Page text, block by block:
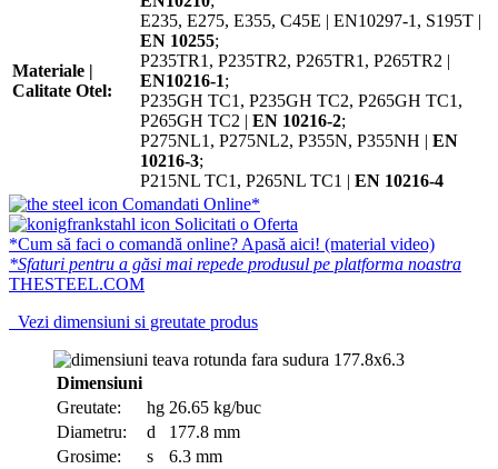
Materiale |
Calitate Otel:
E235, E275, E355, C45E | EN10297-1, S195T |
EN 10255;
P235TR1, P235TR2, P265TR1, P265TR2 |
EN10216-1;
P235GH TC1, P235GH TC2, P265GH TC1,
P265GH TC2 | EN 10216-2;
P275NL1, P275NL2, P355N, P355NH | EN
10216-3;
P215NL TC1, P265NL TC1 | EN 10216-4
Comandati Online*
Solicitati o Oferta
*Cum să faci o comandă online? Apasă aici! (material video)
*Sfaturi pentru a găsi mai repede produsul pe platforma noastra
THESTEEL.COM
Vezi dimensiuni si greutate produs
Dimensiuni
Greutate:
hg 26.65 kg/buc
Diametru:
d
177.8 mm
Grosime:
s
6.3 mm